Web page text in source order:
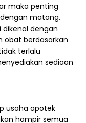
maka penting
matang.
dengan
obat berdasarkan
terlalu
sediaan
usaha apotek
hampir semua